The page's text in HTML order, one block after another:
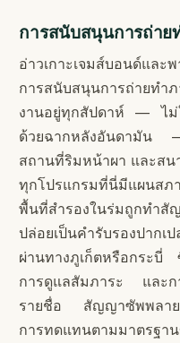
การสนับสนุนการถ่าย
อ่าวเกาะเจมส์บอนด์แล
การสนับสนุนการถ่ายทำ
งานอยู่ทุกสัปดาห์ — ไม่
ด้วยฉากหลังอันดามัน
สถานที่ริมหน้าผา และส
ทุกโปรแกรมที่นี่มีแผนสภ
พื้นที่สำรองในร่มถูกทำ
ปล่อยเป็นคำรับรองปากเ
ผ่านทางภูเก็ตหรือกระบี่
การดูแลสัมภาระ และก
รายชื่อ สัญญาซัพพลายเ
การทดแทนตามมาตรฐา